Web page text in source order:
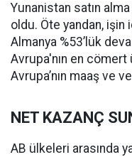
Yunanistan satın
oldu. Öte yandan, işin
Almanya %53’lük
Avrupa'nın en cömert
Avrupa’nın maaş ve
NET KAZANÇ
AB ülkeleri arasında